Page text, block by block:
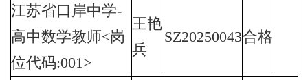
江苏省口岸中学-
高中数学教师<岗
位代码:001>
王艳
兵
SZ20250043合格